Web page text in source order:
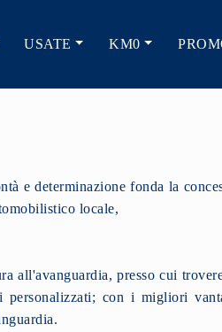
USATE KM0
e determinazione fonda la
locale,
all'avanguardia, presso cui
personalizzati; con i migliori